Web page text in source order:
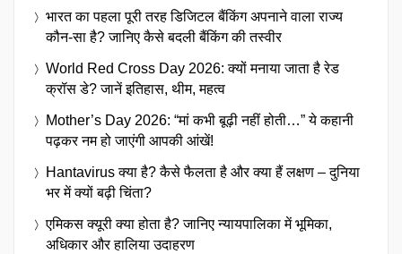
भारत का पहला पूरी तरह डिजिटल बैंकिंग अपनाने वाला राज्य
कौन-सा है? जानिए कैसे बदली बैंकिंग की तस्वीर
World Red Cross Day 2026: क्यों मनाया जाता है रेड
क्रॉस डे? जानें इतिहास, थीम, महत्व
Mother’s Day 2026: “मां कभी बूढ़ी नहीं होती…” ये कहानी
पढ़कर नम हो जाएंगी आपकी आंखें!
Hantavirus क्या है? कैसे फैलता है और क्या हैं लक्षण – दुनिया
भर में क्यों बढ़ी चिंता?
एमिकस क्यूरी क्या होता है? जानिए न्यायपालिका में भूमिका,
अधिकार और हालिया उदाहरण